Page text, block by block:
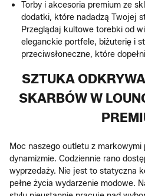
Torby i akcesoria premium ze
dodatki, które nadadzą Twojej
Przeglądaj kultowe torebki od
eleganckie portfele, biżuterię i
przeciwsłoneczne, które
SZTUKA
SKARBÓW W
Moc naszego outletu z
dynamizmie. Codziennie rano
wyprzedaży. Nie jest to statyczna
pełne życia wydarzenie modowe.